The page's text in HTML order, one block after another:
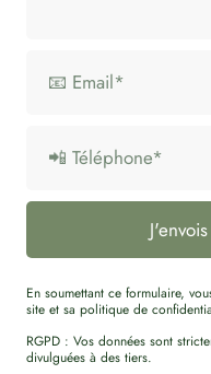
En soumettant ce formulaire,
site et sa politique de
RGPD : Vos données sont
divulguées à des tiers.